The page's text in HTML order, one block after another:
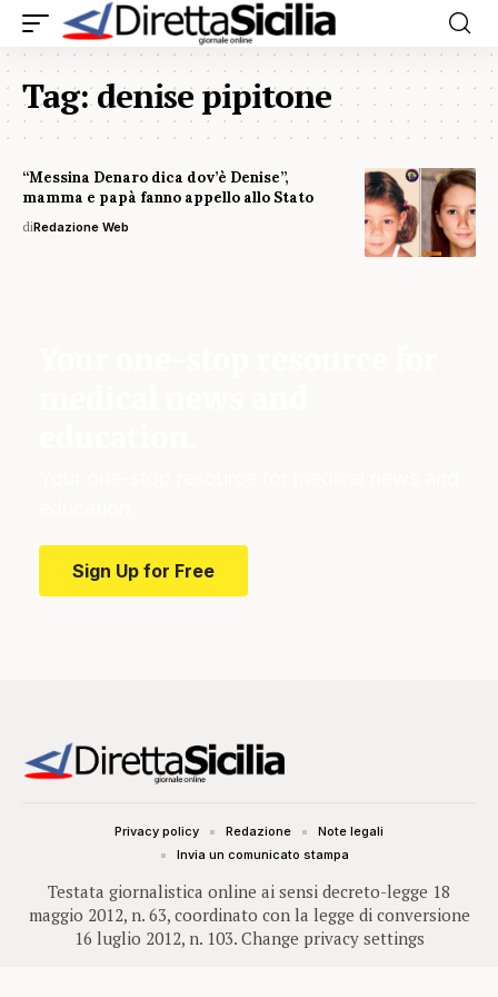
Tag:denise pipitone
“Messina Denaro dica dov’è Denise”,
mamma e papà fanno appello allo Stato
diRedazione Web
Sign Up for Free
Testata giornalistica online ai sensi decreto-legge 18
maggio 2012, n. 63, coordinato con la legge di conversione
16 luglio 2012, n. 103. Change privacy settings
Privacy policy Redazione
Note legali
Invia un comunicato stampa